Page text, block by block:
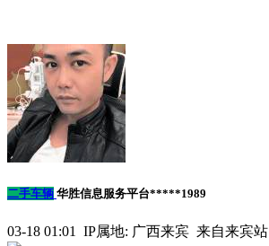
二手车辆 华胜信息服务平台*****1989
03-18 01:01 IP属地: 广西来宾 来自来宾站